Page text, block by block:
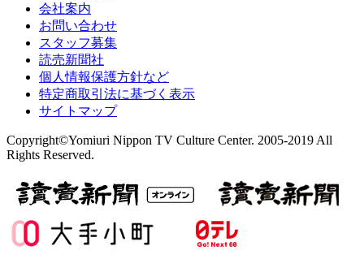
会社案内
お問い合わせ
スタッフ募集
読売新聞社
個人情報保護方針など
特定商取引法に基づく表示
サイトマップ
Copyright©Yomiuri Nippon TV Culture Center. 2005-2019 All
Rights Reserved.